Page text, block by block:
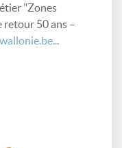
"Zones
retour 50 ans –